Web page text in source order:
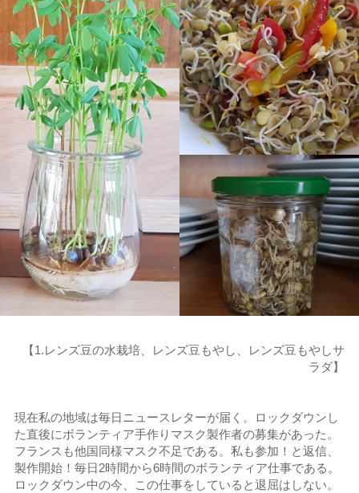
【1.レンズ豆の水栽培、レンズ豆もやし、レンズ豆もやしサ
ラダ】
現在私の地域は毎日ニュースレターが届く。ロックダウンし
た直後にボランティア手作りマスク製作者の募集があった。
フランスも他国同様マスク不足である。私も参加！と返信、
製作開始！毎日2時間から6時間のボランティア仕事である。
ロックダウン中の今、この仕事をしていると退屈はしない。